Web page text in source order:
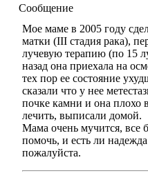
Сообщение
Мое маме в 2005 году
матки (ІІІ стадия рака),
лучевую терапию (по 15
назад она приехала на
тех пор ее состояние
сказали что у нее
почке камни и она плохо
лечить, выписали домой.
Мама очень мучится, все
помочь, и есть ли
пожалуйста.